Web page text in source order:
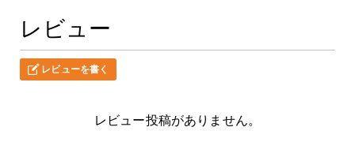
レビュー
レビューを書く
レビュー投稿がありません。